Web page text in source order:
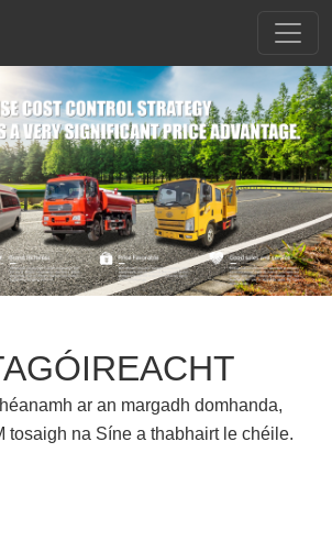
ar an margadh domhanda,
tosaigh na Síne a thabhairt le chéile.